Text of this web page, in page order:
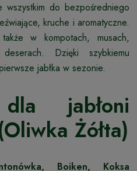
do bezpośredniego
kruche i aromatyczne.
w kompotach, musach,
Dzięki szybkiemu
jabłka w sezonie.
jabłoni
Żółta)
Boiken, Koksa